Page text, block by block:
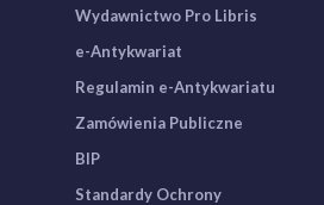
Wydawnictwo Pro Libris
e-Antykwariat
Regulamin e-Antykwariatu
Zamówienia Publiczne
BIP
Standardy Ochrony